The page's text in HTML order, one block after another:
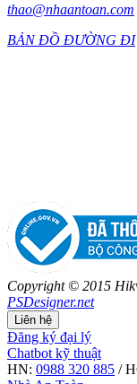
thao@nhaantoan.com
BẢN ĐỒ ĐƯỜNG ĐI
Copyright © 2015
PSDesigner.net
Liên hệ
Đăng ký đại lý
Chatbot kỹ thuật
HN: 0988 320 885 /